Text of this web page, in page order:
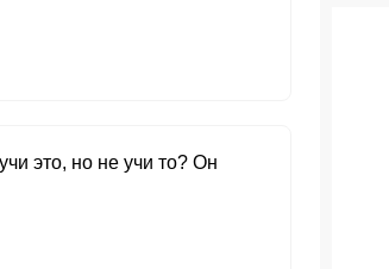
это, но не учи то? Он